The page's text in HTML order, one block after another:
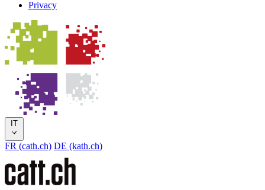
Privacy
IT
FR (cath.ch) DE (kath.ch)